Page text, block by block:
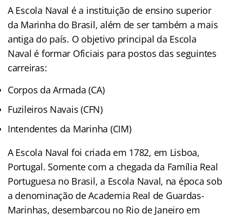
A Escola Naval é a instituição de ensino superior
da Marinha do Brasil, além de ser também a mais
antiga do país. O objetivo principal da Escola
Naval é formar Oficiais para postos das seguintes
carreiras:
Corpos da Armada (CA)
Fuzileiros Navais (CFN)
Intendentes da Marinha (CIM)
A Escola Naval foi criada em 1782, em Lisboa,
Portugal. Somente com a chegada da Família Real
Portuguesa no Brasil, a Escola Naval, na época sob
a denominação de Academia Real de Guardas-
Marinhas, desembarcou no Rio de Janeiro em